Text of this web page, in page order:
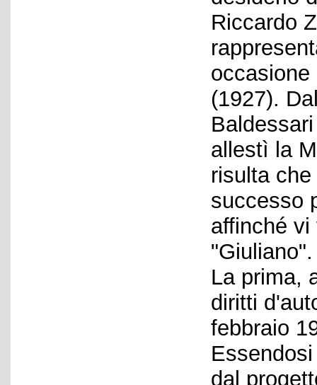
Riccardo
occasione
(1927).
allestì la
risulta
successo
affinché
"Giuliano".
La prima,
diritti
febbraio
dal